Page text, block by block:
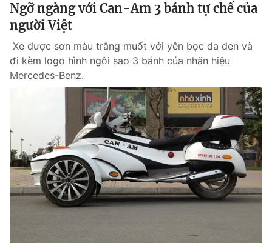
cấp ngày 29/12/2023
Tổng Biên tập:Vũ Thanh Thủy
Phó Tổng Biên tập:
Nguyễn Thị Mỹ Hạnh, Phạm Quốc Thắng,
Nguyễn Trọng Ninh
Tổng đài VTV:
024.38 355 931 - 024.38 355 932
Ðiện thoại Thời báo VTV:024.66 897 897
toasoan@vtv.vn
Liên hệ quảng cáo:024-7300.7108
Ngỡ ngàng với Can-Am 3 bánh tự chế của
người Việt
Xe được sơn màu trắng muốt với yên bọc da đen và
đi kèm logo hình ngôi sao 3 bánh của nhãn hiệu
Mercedes-Benz.